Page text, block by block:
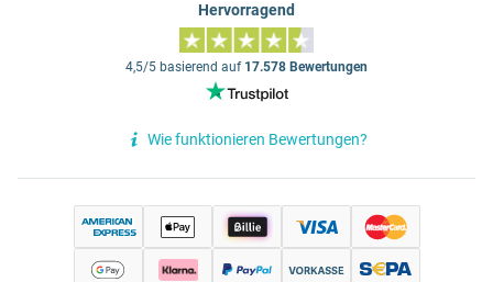
Hervorragend
4,5/5 basierend auf 17.578 Bewertungen
Wie funktionieren Bewertungen?